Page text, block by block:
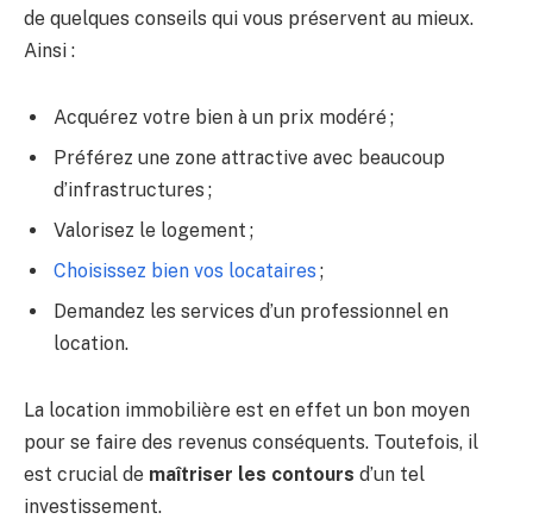
de quelques conseils qui vous préservent au mieux.
Ainsi :
Acquérez votre bien à un prix modéré ;
Préférez une zone attractive avec beaucoup
d’infrastructures ;
Valorisez le logement ;
Choisissez bien vos locataires ;
Demandez les services d’un professionnel en
location.
La location immobilière est en effet un bon moyen
pour se faire des revenus conséquents. Toutefois, il
est crucial de maîtriser les contours d’un tel
investissement.